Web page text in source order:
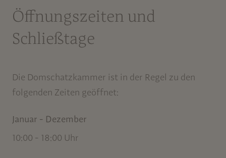
Öffnungszeiten und
Schließtage
Die Domschatzkammer ist in der Regel zu den
folgenden Zeiten geöffnet:
Januar - Dezember
10:00 - 18:00 Uhr